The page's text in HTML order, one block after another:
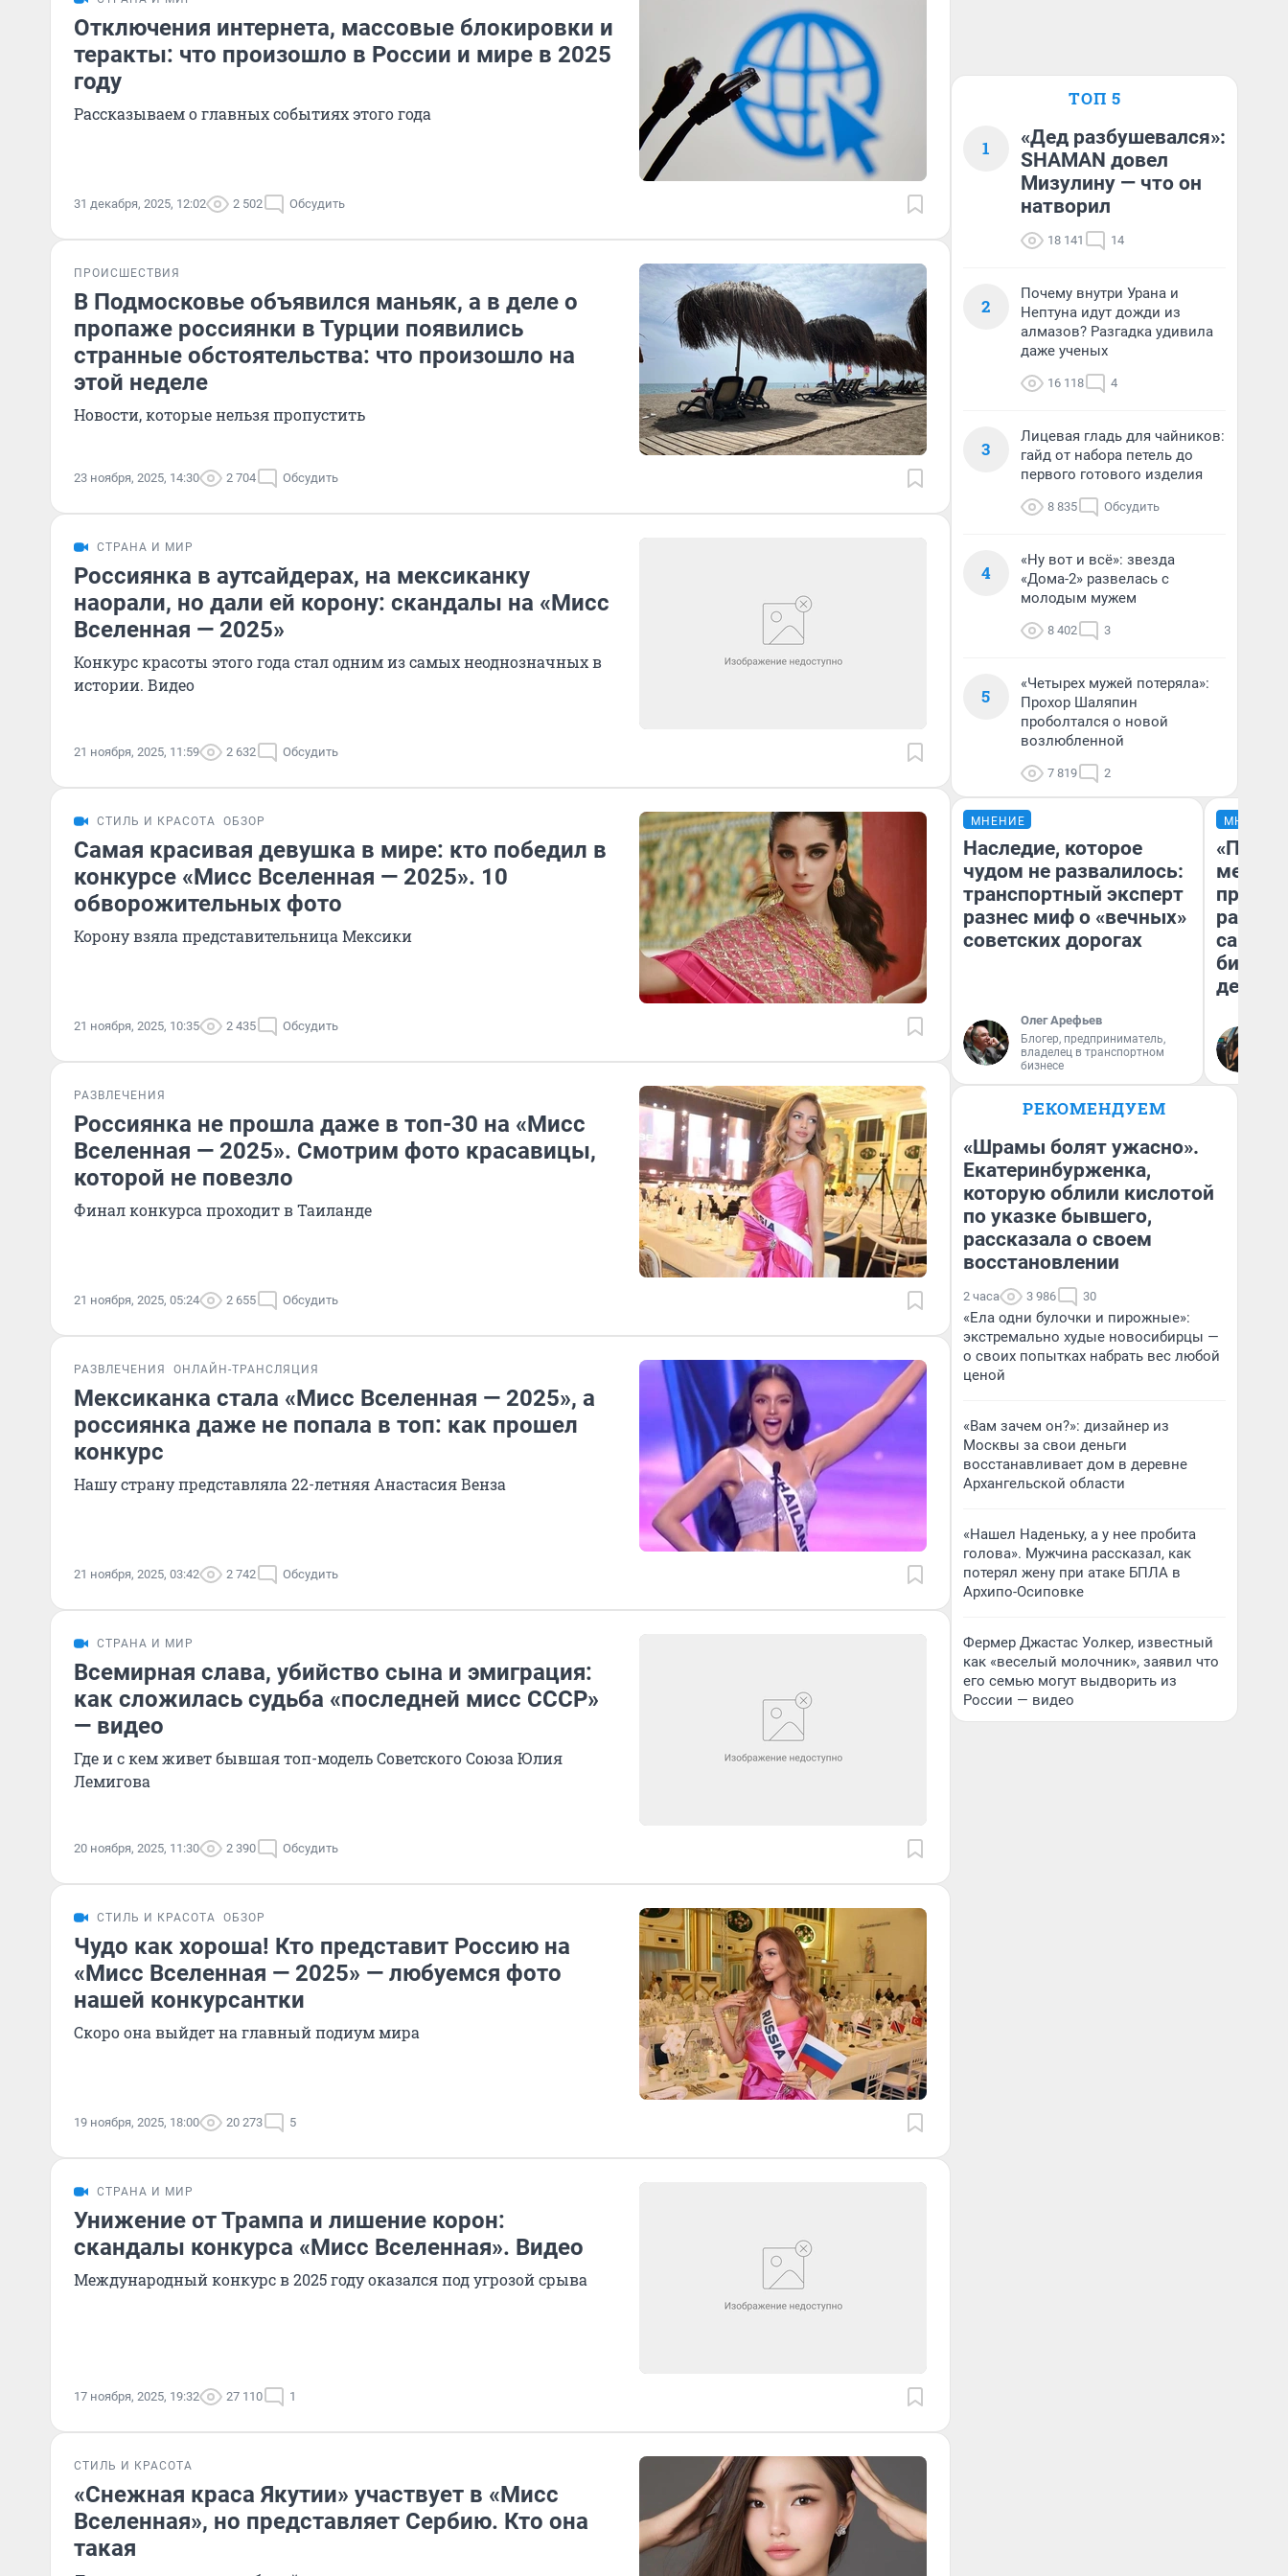
Отключения интернета, массовые блокировки и
теракты: что произошло в России и мире в 2025
году
Рассказываем о главных событиях этого года
31 декабря, 2025, 12:02 2 502 Обсудить
ПРОИСШЕСТВИЯ
В Подмосковье объявился маньяк, а в деле о
пропаже россиянки в Турции появились
странные обстоятельства: что произошло на
этой неделе
Новости, которые нельзя пропустить
23 ноября, 2025, 14:30 2 704 Обсудить
СТРАНА И МИР
Россиянка в аутсайдерах, на мексиканку
наорали, но дали ей корону: скандалы на «Мисс
Вселенная — 2025»
Конкурс красоты этого года стал одним из самых неоднозначных в
истории. Видео
21 ноября, 2025, 11:59 2 632 Обсудить
СТИЛЬ И КРАСОТА ОБЗОР
Самая красивая девушка в мире: кто победил в
конкурсе «Мисс Вселенная — 2025». 10
обворожительных фото
Корону взяла представительница Мексики
21 ноября, 2025, 10:35 2 435 Обсудить
РАЗВЛЕЧЕНИЯ
Россиянка не прошла даже в топ-30 на «Мисс
Вселенная — 2025». Смотрим фото красавицы,
которой не повезло
Финал конкурса проходит в Таиланде
21 ноября, 2025, 05:24 2 655 Обсудить
РАЗВЛЕЧЕНИЯ ОНЛАЙН-ТРАНСЛЯЦИЯ
Мексиканка стала «Мисс Вселенная — 2025», а
россиянка даже не попала в топ: как прошел
конкурс
Нашу страну представляла 22-летняя Анастасия Венза
21 ноября, 2025, 03:42 2 742 Обсудить
СТРАНА И МИР
Всемирная слава, убийство сына и эмиграция:
как сложилась судьба «последней мисс СССР»
— видео
Где и с кем живет бывшая топ-модель Советского Союза Юлия
Лемигова
20 ноября, 2025, 11:30 2 390 Обсудить
СТИЛЬ И КРАСОТА ОБЗОР
Чудо как хороша! Кто представит Россию на
«Мисс Вселенная — 2025» — любуемся фото
нашей конкурсантки
Скоро она выйдет на главный подиум мира
19 ноября, 2025, 18:00 20 273 5
СТРАНА И МИР
Унижение от Трампа и лишение корон:
скандалы конкурса «Мисс Вселенная». Видео
Международный конкурс в 2025 году оказался под угрозой срыва
17 ноября, 2025, 19:32 27 110 1
СТИЛЬ И КРАСОТА
«Снежная краса Якутии» участвует в «Мисс
Вселенная», но представляет Сербию. Кто она
такая
ТОП 5
1
«Дед разбушевался»:
SHAMAN довел
Мизулину — что он
натворил
18 141 14
2
Почему внутри Урана и
Нептуна идут дожди из
алмазов? Разгадка удивила
даже ученых
16 118 4
3
Лицевая гладь для чайников:
гайд от набора петель до
первого готового изделия
8 835 Обсудить
4
«Ну вот и всё»: звезда
«Дома-2» развелась с
молодым мужем
8 402 3
5
«Четырех мужей потеряла»:
Прохор Шаляпин
проболтался о новой
возлюбленной
7 819 2
МНЕНИЕ
Наследие, которое
чудом не развалилось:
транспортный эксперт
разнес миф о «вечных»
советских дорогах
Олег Арефьев
Блогер, предприниматель,
владелец в транспортном
бизнесе
МНЕНИЕ
самом
РЕКОМЕНДУЕМ
«Шрамы болят ужасно».
Екатеринбурженка,
которую облили кислотой
по указке бывшего,
рассказала о своем
восстановлении
2 часа 3 986 30
«Ела одни булочки и пирожные»:
экстремально худые новосибирцы —
о своих попытках набрать вес любой
ценой
«Вам зачем он?»: дизайнер из
Москвы за свои деньги
восстанавливает дом в деревне
Архангельской области
«Нашел Наденьку, а у нее пробита
голова». Мужчина рассказал, как
потерял жену при атаке БПЛА в
Архипо-Осиповке
Фермер Джастас Уолкер, известный
как «веселый молочник», заявил что
его семью могут выдворить из
России — видео